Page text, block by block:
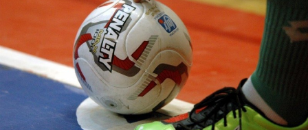
Sport
Szabadidő